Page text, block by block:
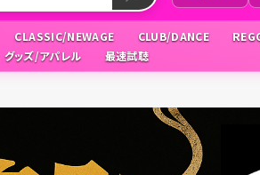
CLASSIC/NEWAGE CLUB/DANCE
グッズ/アパレル 最速試聴